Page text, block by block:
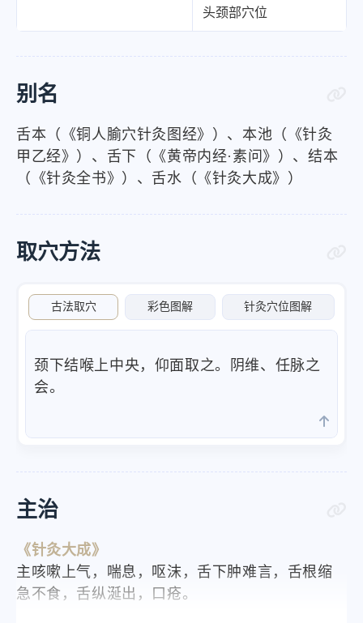
头颈部穴位
别名
舌本（《铜人腧穴针灸图经》）、本池（《针灸
甲乙经》）、舌下（《黄帝内经·素问》）、结本
（《针灸全书》）、舌水（《针灸大成》）
取穴方法
古法取穴 彩色图解 针灸穴位图解
颈下结喉上中央，仰面取之。阴维、任脉之
会。
主治
《针灸大成》
主咳嗽上气，喘息，呕沫，舌下肿难言，舌根缩
急不食，舌纵涎出，口疮。